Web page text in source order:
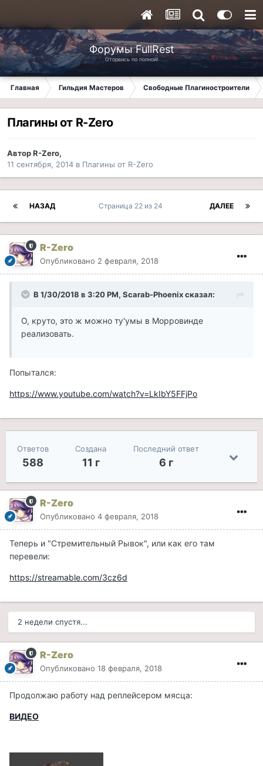
Форумы FullRest
Оторвись по полной!
Главная Гильдия Мастеров Свободные Плагиностроители
Плагины от R-Zero
АвторR-Zero,
11 сентября, 2014 в Плагины от R-Zero
НАЗАД ДАЛЕЕ
Страница 22 из 24
R-Zero
Опубликовано 2 февраля, 2018
В 1/30/2018 в 3:20 PM, Scarab-Phoenix сказал:
О, круто, это ж можно ту'умы в Морровинде
реализовать.
Попытался:
https://www.youtube.com/watch?v=LkIbY5FFjPo
Ответов
588
Создана
11 г
Последний ответ
6 г
R-Zero
Опубликовано 4 февраля, 2018
Теперь и "Стремительный Рывок", или как его там
перевели:
https://streamable.com/3cz6d
2 недели спустя...
R-Zero
Опубликовано 18 февраля, 2018
Продолжаю работу над реплейсером мясца:
ВИДЕО